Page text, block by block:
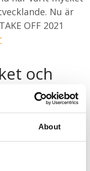
About
Nu är
OFF 2021
och
2020 och
att